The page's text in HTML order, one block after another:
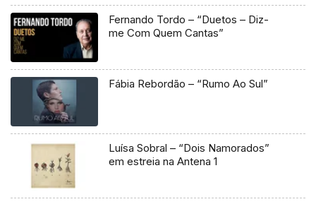
Fernando Tordo – “Duetos – Diz-
me Com Quem Cantas”
Fábia Rebordão – “Rumo Ao Sul”
Luísa Sobral – “Dois Namorados”
em estreia na Antena 1